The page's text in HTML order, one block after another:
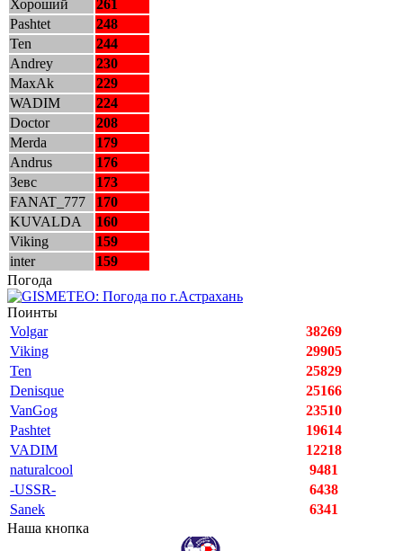
Хороший
261
Pashtet
248
Ten
244
Andrey
230
MaxAk
229
WADIM
224
Doctor
208
Merda
179
Andrus
176
Зевс
173
FANAT_777
170
KUVALDA
160
Viking
159
inter
159
Погода
Поинты
Volgar
38269
Viking
29905
Ten
25829
Denisque
25166
VanGog
23510
Pashtet
19614
VADIM
12218
naturalcool
9481
-USSR-
6438
Sanek
6341
Наша кнопка